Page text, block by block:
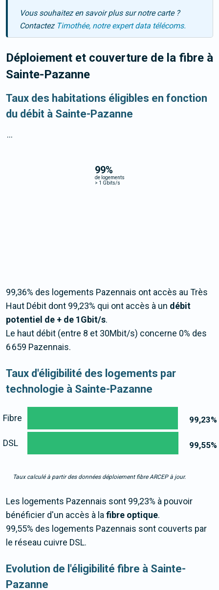
Vous souhaitez en savoir plus sur notre carte ?
Contactez Timothée, notre expert data télécoms.
Déploiement et couverture de la fibre à
Sainte-Pazanne
Taux des habitations éligibles en fonction
du débit à Sainte-Pazanne
99%
de logements
> 1 Gbits/s
...
99,36% des logements Pazennais ont accès au Très
Haut Débit dont 99,23% qui ont accès à un débit
potentiel de + de 1Gbit/s.
Le haut débit (entre 8 et 30Mbit/s) concerne 0% des
6 659 Pazennais.
Taux d'éligibilité des logements par
technologie à Sainte-Pazanne
99,23%
99,55%
Fibre
DSL
Taux calculé à partir des données déploiement fibre ARCEP à jour.
Les logements Pazennais sont 99,23% à pouvoir
bénéficier d'un accès à lafibre optique.
99,55% des logements Pazennais sont couverts par
le réseau cuivre DSL.
Evolution de l'éligibilité fibre à Sainte-
Pazanne